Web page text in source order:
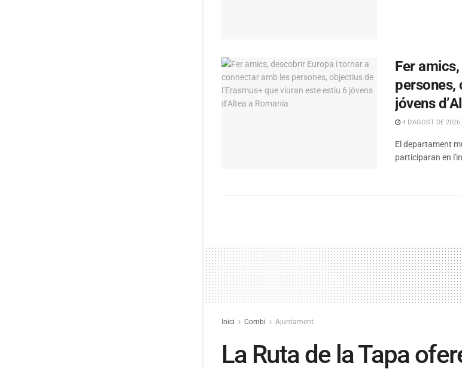
Fer
persones,
jóvens
4 D'AGOST DE 2026
El departament
participaran en
Inici Combi Ajuntament
La Ruta de la Tapa